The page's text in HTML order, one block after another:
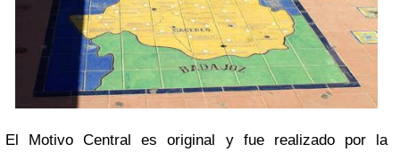
El Motivo Central es original y fue realizado por la